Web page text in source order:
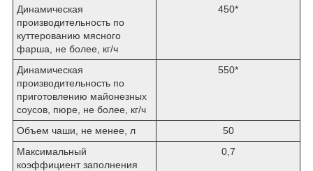
Динамическая
производительность по
куттерованию мясного
фарша, не более, кг/ч
450*
Динамическая
производительность по
приготовлению майонезных
соусов, пюре, не более, кг/ч
550*
Объем чаши, не менее, л
50
Максимальный
коэффициент заполнения
0,7